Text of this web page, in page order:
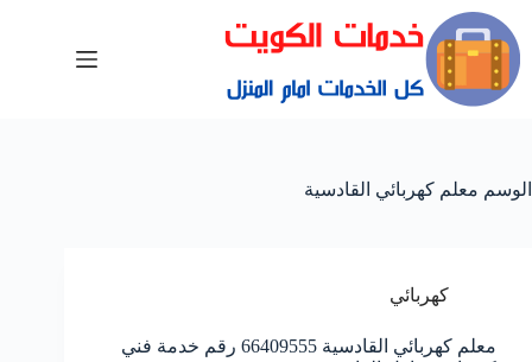
الوسم معلم كهربائي القادسية
كهربائي
معلم كهربائي القادسية 66409555 رقم خدمة فني